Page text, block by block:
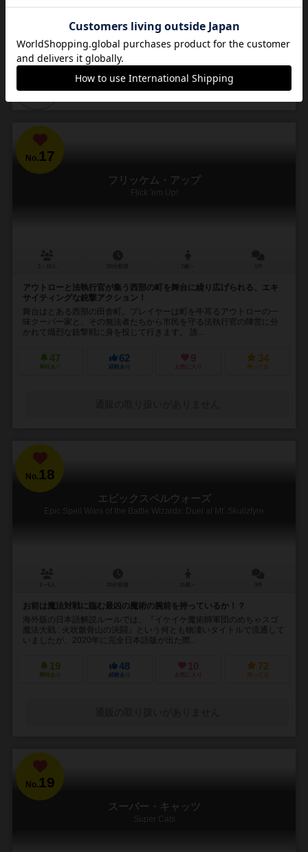
要なのは決めつける度胸と、難癖をつける...
興味あり 経験あり お気に入り 持ってる
カートに追加する
2,200円（税込）
No.17
フリッケム・アップ
Flick 'em Up!
アウトローと法執行官が集う西部の町を舞台に繰り広げられる、エキ
サイティングな銃撃アクション！
舞台はとある西部の田舎町。プレイヤーは町を牛耳るアウトローの一
味クーパー家と、その無法者たちから市民を守る法執行官の陣営に分
かれて熾烈な銃撃戦に身を投じて行きます。 誰...
47
興味あり
62
経験あり
9
お気に入り
34
持ってる
No.18
エピックスペルウォーズ
Epic Spell Wars of the Battle Wizards: Duel at Mt. Skullzfyre
お前は魔法対戦に臨む最凶の魔術の腕前を持っているか！？
海外版の日本語解説ルールでは、『イケイケ魔術師軍団のめちゃスゴ
魔法大戦 : 火吹骸骨山の決闘』という何とも物凄いタイトルで流通して
いましたが、2020年に完全日本語版が出た際...
19
興味あり
48
経験あり
10
お気に入り
72
持ってる
No.19
スーパー・キャッツ
Super Cats